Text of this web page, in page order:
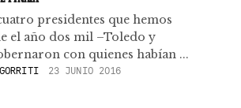
presidentes que hemos
el año dos mil –Toledo y
con quienes habían ...
23 JUNIO 2016